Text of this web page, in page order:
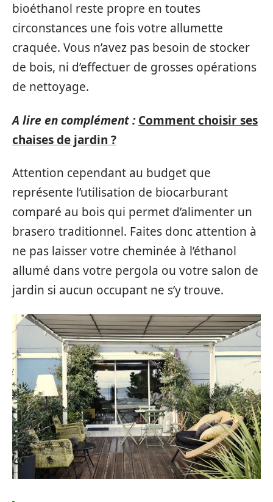
bioéthanol reste propre en toutes
circonstances une fois votre allumette
craquée. Vous n’avez pas besoin de stocker
de bois, ni d’effectuer de grosses opérations
de nettoyage.
A lire en complément : Comment choisir ses
chaises de jardin ?
Attention cependant au budget que
représente l’utilisation de biocarburant
comparé au bois qui permet d’alimenter un
brasero traditionnel. Faites donc attention à
ne pas laisser votre cheminée à l’éthanol
allumé dans votre pergola ou votre salon de
jardin si aucun occupant ne s’y trouve.